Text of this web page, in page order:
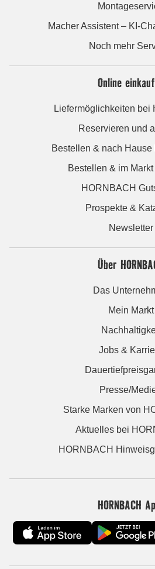
Macher Assistent – KI-
Noch mehr
Online
Liefermöglichkeiten bei
Reservieren und
Bestellen & nach Hause
Bestellen & im
HORNBACH
Prospekte &
Newsletter
Über
Das
Mein Markt
Jobs &
Presse/
Starke Marken von
Aktuelles bei
HORNBACH
HORNBACH